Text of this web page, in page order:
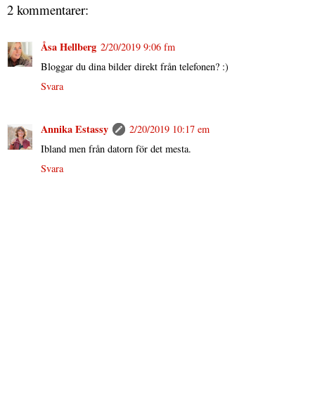
2 kommentarer:
Åsa Hellberg 2/20/2019 9:06 fm
Bloggar du dina bilder direkt från telefonen? :)
Svara
Annika Estassy
2/20/2019 10:17 em
Ibland men från datorn för det mesta.
Svara